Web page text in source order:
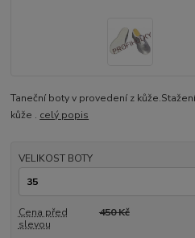
Taneční boty v provedení z
kůže . celý popis
VELIKOST BOTY
Cena před
slevou
450 Kč